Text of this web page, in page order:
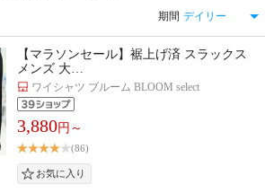
期間
【マラソンセール】裾上げ済 スラックス
メンズ 大…
ワイシャツ ブルーム BLOOM select
3,880円～
(86)